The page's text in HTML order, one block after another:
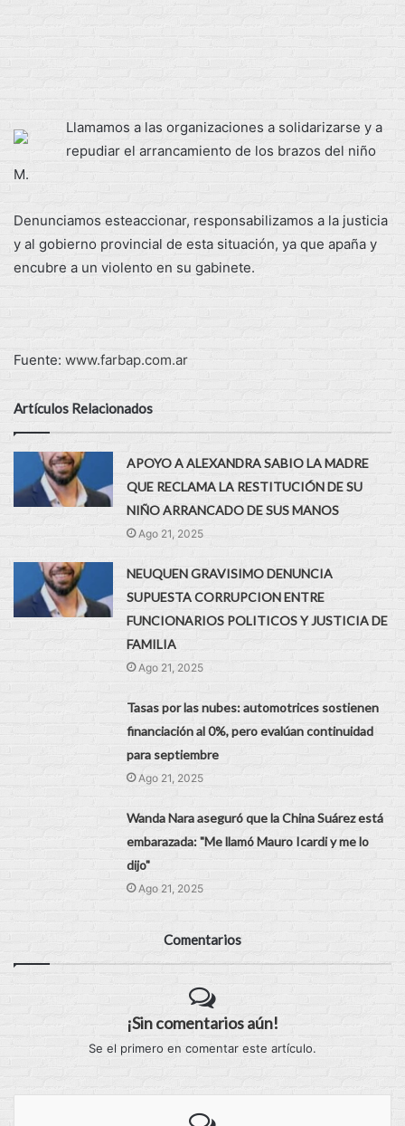
Llamamos a las organizaciones a solidarizarse y a
repudiar el arrancamiento de los brazos del niño
M.
Denunciamos esteaccionar, responsabilizamos a la justicia
y al gobierno provincial de esta situación, ya que apaña y
encubre a un violento en su gabinete.
Fuente: www.farbap.com.ar
Artículos Relacionados
APOYO A ALEXANDRA SABIO LA MADRE
QUE RECLAMA LA RESTITUCIÓN DE SU
NIÑO ARRANCADO DE SUS MANOS
Ago 21, 2025
NEUQUEN GRAVISIMO DENUNCIA
SUPUESTA CORRUPCION ENTRE
FUNCIONARIOS POLITICOS Y JUSTICIA DE
FAMILIA
Ago 21, 2025
Tasas por las nubes: automotrices sostienen
financiación al 0%, pero evalúan continuidad
para septiembre
Ago 21, 2025
Wanda Nara aseguró que la China Suárez está
embarazada: "Me llamó Mauro Icardi y me lo
dijo"
Ago 21, 2025
Comentarios
¡Sin comentarios aún!
Se el primero en comentar este artículo.